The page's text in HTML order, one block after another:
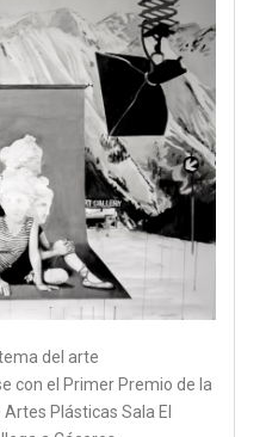
del arte
con el Primer Premio de la
Plásticas Sala El